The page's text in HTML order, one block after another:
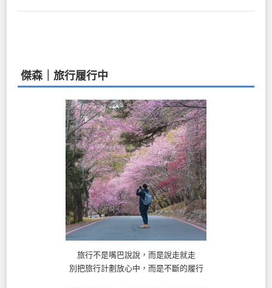
傑森｜旅行履行中
旅行不是嘴巴說說，而是說走就走
別把旅行計劃放心中，而是不斷的履行